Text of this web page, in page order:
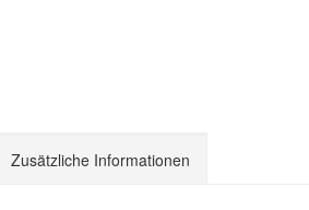
Zusätzliche Informationen